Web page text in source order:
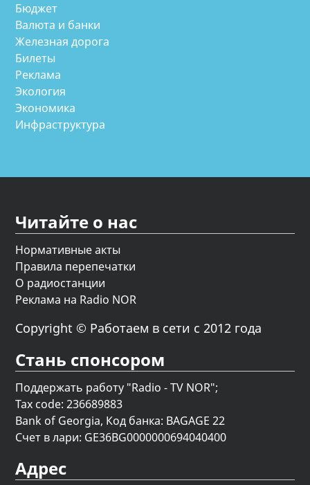
Бюджет
Валюта и банки
Железная дорога
Билеты
Реклама
Экология
Экономика
Инфраструктура
Читайте о нас
Нормативные акты
Правила перепечатки
О радиостанции
Реклама на Radio NOR
Copyright © Работаем в сети с 2012 года
Стань спонсором
Поддержать работу "Radio - TV NOR";
Tax code: 236689883
Bank of Georgia, Код банка: BAGAGE 22
Счет в лари: GE36BG0000000694040400
Адрес